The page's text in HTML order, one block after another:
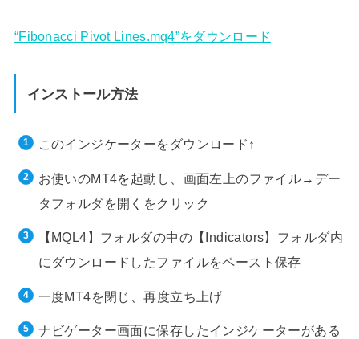
“Fibonacci Pivot Lines.mq4”をダウンロード
インストール方法
このインジケーターをダウンロード↑
お使いのMT4を起動し、画面左上のファイル→デー
タフォルダを開くをクリック
【MQL4】フォルダの中の【Indicators】フォルダ内
にダウンロードしたファイルをペースト保存
一度MT4を閉じ、再度立ち上げ
ナビゲーター画面に保存したインジケーターがある